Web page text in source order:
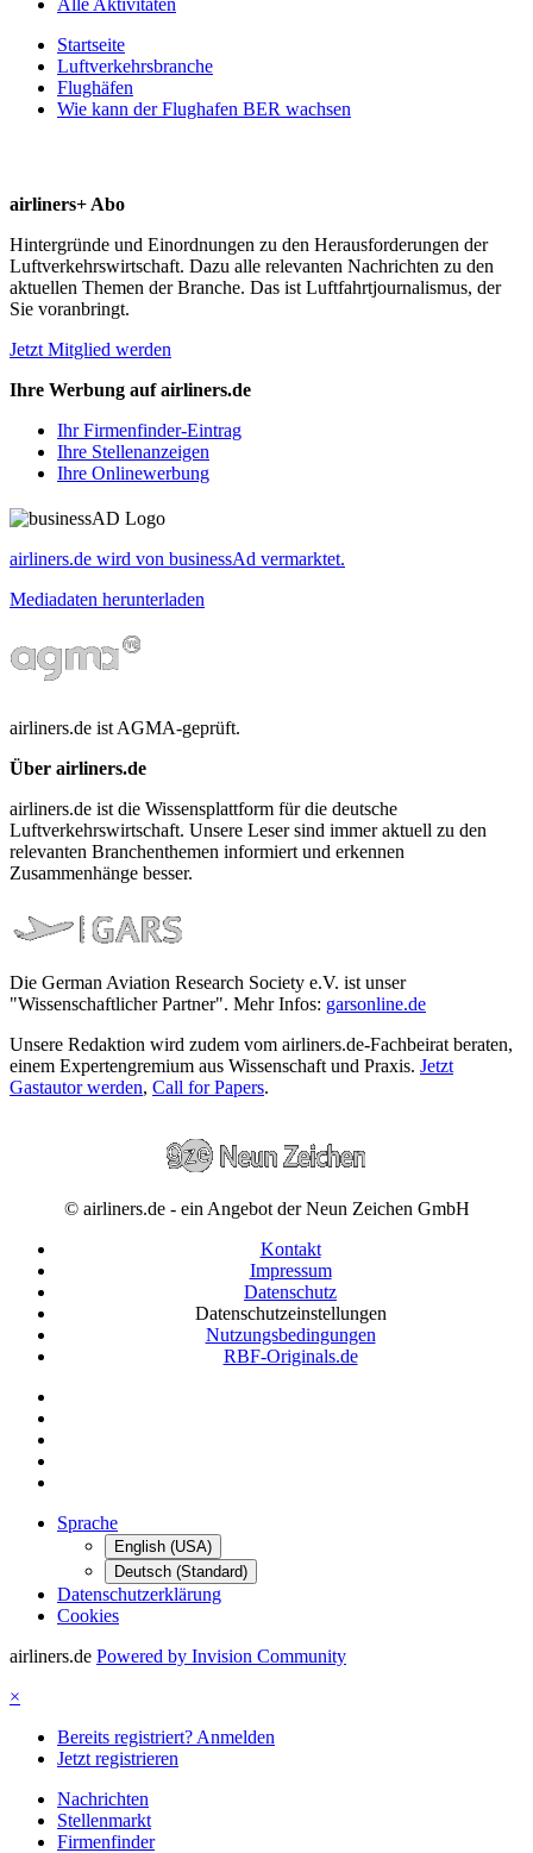
Startseite
Luftverkehrsbranche
Flughäfen
Wie kann der Flughafen BER wachsen
airliners+ Abo
Hintergründe und Einordnungen zu den Herausforderungen der
Luftverkehrswirtschaft. Dazu alle relevanten Nachrichten zu den
aktuellen Themen der Branche. Das ist Luftfahrtjournalismus, der
Sie voranbringt.
Jetzt Mitglied werden
Ihre Werbung auf airliners.de
Ihr Firmenfinder-Eintrag
Ihre Stellenanzeigen
Ihre Onlinewerbung
airliners.de wird von businessAd vermarktet.
Mediadaten herunterladen
airliners.de ist AGMA-geprüft.
Über airliners.de
airliners.de ist die Wissensplattform für die deutsche
Luftverkehrswirtschaft. Unsere Leser sind immer aktuell zu den
relevanten Branchenthemen informiert und erkennen
Zusammenhänge besser.
Die German Aviation Research Society e.V. ist unser
"Wissenschaftlicher Partner". Mehr Infos: garsonline.de
Unsere Redaktion wird zudem vom airliners.de-Fachbeirat beraten,
einem Expertengremium aus Wissenschaft und Praxis. Jetzt
Gastautor werden, Call for Papers.
© airliners.de - ein Angebot der Neun Zeichen GmbH
Kontakt
Impressum
Datenschutz
Datenschutzeinstellungen
Nutzungsbedingungen
RBF-Originals.de
Sprache
English (USA)
Deutsch (Standard)
Datenschutzerklärung
Cookies
airliners.de Powered by Invision Community
×
Bereits registriert? Anmelden
Jetzt registrieren
Nachrichten
Stellenmarkt
Firmenfinder